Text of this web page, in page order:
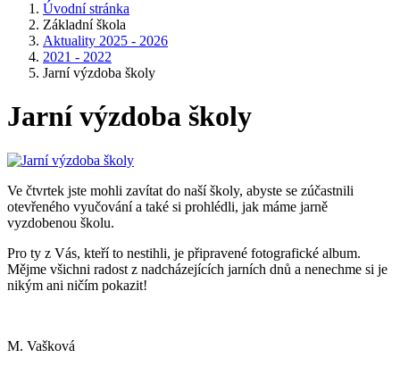
Úvodní stránka
Základní škola
Aktuality 2025 - 2026
2021 - 2022
Jarní výzdoba školy
Jarní výzdoba školy
Ve čtvrtek jste mohli zavítat do naší školy, abyste se zúčastnili
otevřeného vyučování a také si prohlédli, jak máme jarně
vyzdobenou školu.
Pro ty z Vás, kteří to nestihli, je připravené fotografické album.
Mějme všichni radost z nadcházejících jarních dnů a nenechme si je
nikým ani ničím pokazit!
M. Vašková